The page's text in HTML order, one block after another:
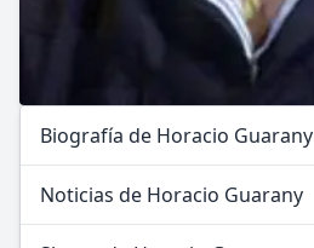
Biografía de Horacio Guarany
Noticias de Horacio Guarany